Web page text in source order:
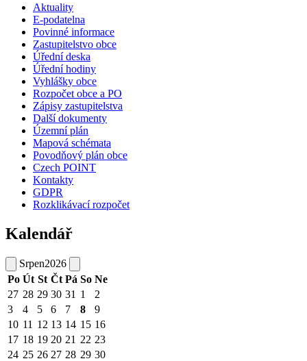
Aktuality
E-podatelna
Povinné informace
Zastupitelstvo obce
Úřední deska
Úřední hodiny
Vyhlášky obce
Rozpočet obce a PO
Zápisy zastupitelstva
Další dokumenty
Územní plán
Mapová schémata
Povodňový plán obce
Czech POINT
Kontakty
GDPR
Rozklikávací rozpočet
Kalendář
Srpen2026
Po Út St Čt Pá So Ne
27 28 29 30 31 1
2
3
4 5 6 7 8
9
10 11 12 13 14 15 16
17 18 19 20 21 22 23
24 25 26 27 28 29 30